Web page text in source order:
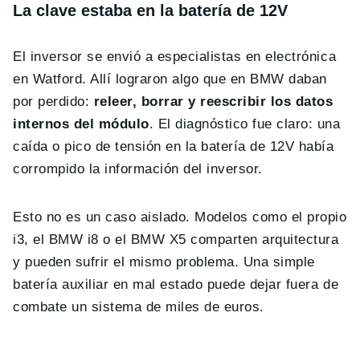
La clave estaba en la batería de 12V
El inversor se envió a especialistas en electrónica
en Watford. Allí lograron algo que en BMW daban
por perdido: releer, borrar y reescribir los datos
internos del módulo. El diagnóstico fue claro: una
caída o pico de tensión en la batería de 12V había
corrompido la información del inversor.
Esto no es un caso aislado. Modelos como el propio
i3, el BMW i8 o el BMW X5 comparten arquitectura
y pueden sufrir el mismo problema. Una simple
batería auxiliar en mal estado puede dejar fuera de
combate un sistema de miles de euros.